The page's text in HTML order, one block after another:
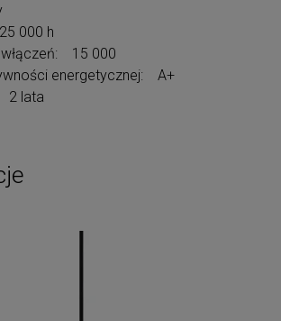
000 h
15 000
energetycznej: A+
2 lata